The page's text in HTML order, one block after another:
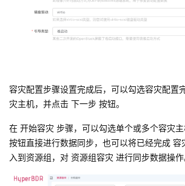
容灾配置步骤设置完成后，可以勾选容灾配置
灾主机，并点击 下一步 按钮。
在 开始容灾 步骤，可以勾选单个或多个容灾
按钮直接进行数据同步，也可以将已经完成 容
入到资源组，对 资源组容灾 进行同步数据操作